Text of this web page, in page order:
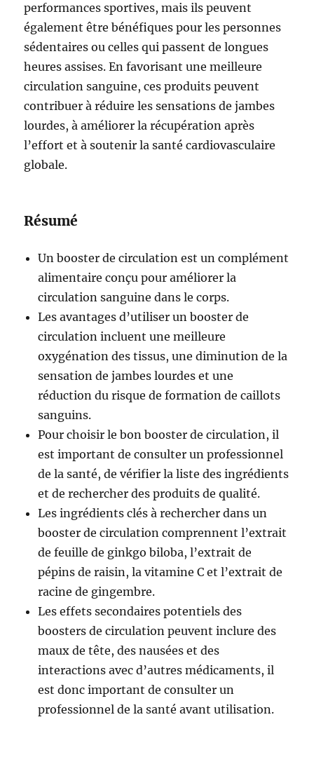
performances sportives, mais ils peuvent
également être bénéfiques pour les personnes
sédentaires ou celles qui passent de longues
heures assises. En favorisant une meilleure
circulation sanguine, ces produits peuvent
contribuer à réduire les sensations de jambes
lourdes, à améliorer la récupération après
l’effort et à soutenir la santé cardiovasculaire
globale.
Résumé
Un booster de circulation est un complément
alimentaire conçu pour améliorer la
circulation sanguine dans le corps.
Les avantages d’utiliser un booster de
circulation incluent une meilleure
oxygénation des tissus, une diminution de la
sensation de jambes lourdes et une
réduction du risque de formation de caillots
sanguins.
Pour choisir le bon booster de circulation, il
est important de consulter un professionnel
de la santé, de vérifier la liste des ingrédients
et de rechercher des produits de qualité.
Les ingrédients clés à rechercher dans un
booster de circulation comprennent l’extrait
de feuille de ginkgo biloba, l’extrait de
pépins de raisin, la vitamine C et l’extrait de
racine de gingembre.
Les effets secondaires potentiels des
boosters de circulation peuvent inclure des
maux de tête, des nausées et des
interactions avec d’autres médicaments, il
est donc important de consulter un
professionnel de la santé avant utilisation.